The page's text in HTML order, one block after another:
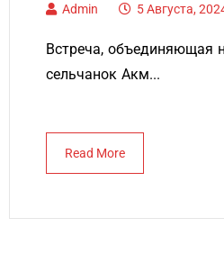
Admin 5 Августа,
Встреча, объединяющая
сельчанок Акм...
Read More